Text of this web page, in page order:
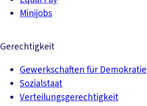
Minijobs
Gerechtigkeit
Gewerkschaften für Demokratie
Sozialstaat
Verteilungsgerechtigkeit